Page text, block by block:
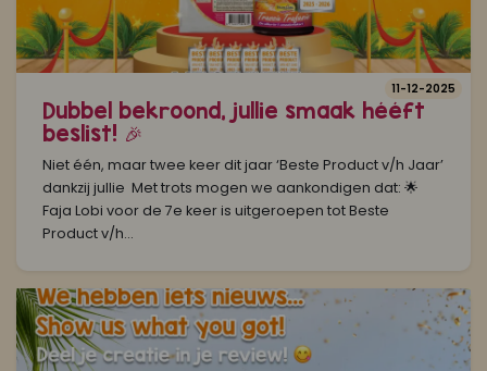
Dubbel bekroond, jullie smaak hééft
beslist! 🎉
Niet één, maar twee keer dit jaar ‘Beste Product v/h Jaar’
dankzij jullie Met trots mogen we aankondigen dat: 🌟
Faja Lobi voor de 7e keer is uitgeroepen tot Beste
Product v/h...
11-12-2025